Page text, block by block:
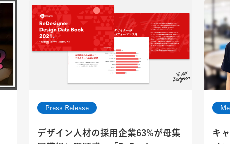
Press Release
デザイン人材の採用企業63%が母集
キ